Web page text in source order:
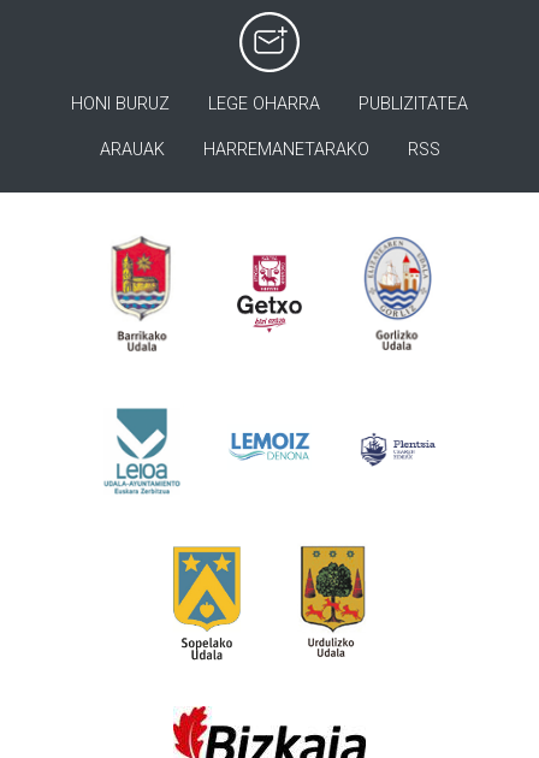
HONI BURUZ LEGE OHARRA PUBLIZITATEA
ARAUAK HARREMANETARAKO RSS